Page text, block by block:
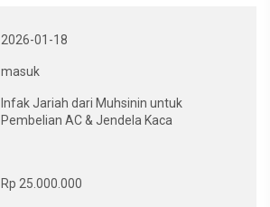
2026-01-18
masuk
Infak Jariah dari Muhsinin untuk
Pembelian AC & Jendela Kaca
Rp 25.000.000